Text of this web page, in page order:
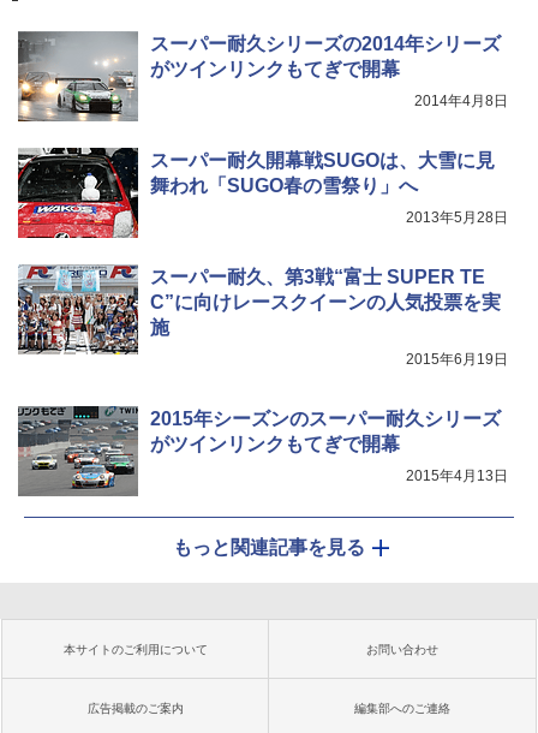
スーパー耐久シリーズの2014年シリーズ
がツインリンクもてぎで開幕
2014年4月8日
スーパー耐久開幕戦SUGOは、大雪に見
舞われ「SUGO春の雪祭り」へ
2013年5月28日
スーパー耐久、第3戦“富士 SUPER TE
C”に向けレースクイーンの人気投票を実
施
2015年6月19日
2015年シーズンのスーパー耐久シリーズ
がツインリンクもてぎで開幕
2015年4月13日
もっと関連記事を見る
本サイトのご利用について お問い合わせ
広告掲載のご案内 編集部へのご連絡